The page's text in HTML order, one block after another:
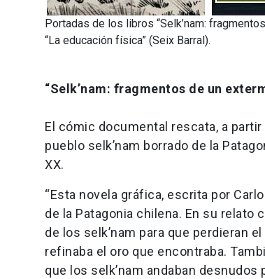
Portadas de los libros “Selk’nam:
“La educación física” (Seix Barral).
“Selk’nam: fragmentos de un
El cómic documental rescata, a
pueblo selk’nam borrado de la
XX.
“Esta novela gráfica, escrita por
de la Patagonia chilena. En su relato
de los selk’nam para que perdieran
refinaba el oro que encontraba.
que los selk’nam andaban